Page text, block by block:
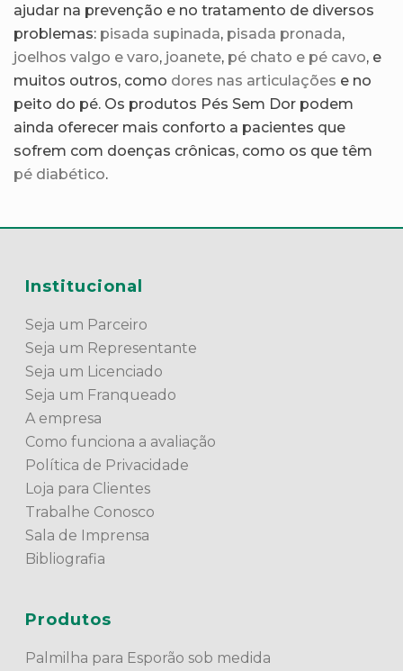
ajudar na prevenção e no tratamento de diversos
problemas: pisada supinada, pisada pronada,
joelhos valgo e varo, joanete, pé chato e pé cavo, e
muitos outros, como dores nas articulações e no
peito do pé. Os produtos Pés Sem Dor podem
ainda oferecer mais conforto a pacientes que
sofrem com doenças crônicas, como os que têm
pé diabético.
Institucional
Seja um Parceiro
Seja um Representante
Seja um Licenciado
Seja um Franqueado
A empresa
Como funciona a avaliação
Política de Privacidade
Loja para Clientes
Trabalhe Conosco
Sala de Imprensa
Bibliografia
Produtos
Palmilha para Esporão sob medida